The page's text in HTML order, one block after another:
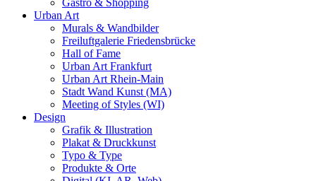
Gastro & Shopping
Urban Art
Murals & Wandbilder
Freiluftgalerie Friedensbrücke
Hall of Fame
Urban Art Frankfurt
Urban Art Rhein-Main
Stadt Wand Kunst (MA)
Meeting of Styles (WI)
Design
Grafik & Illustration
Plakat & Druckkunst
Typo & Type
Produkte & Orte